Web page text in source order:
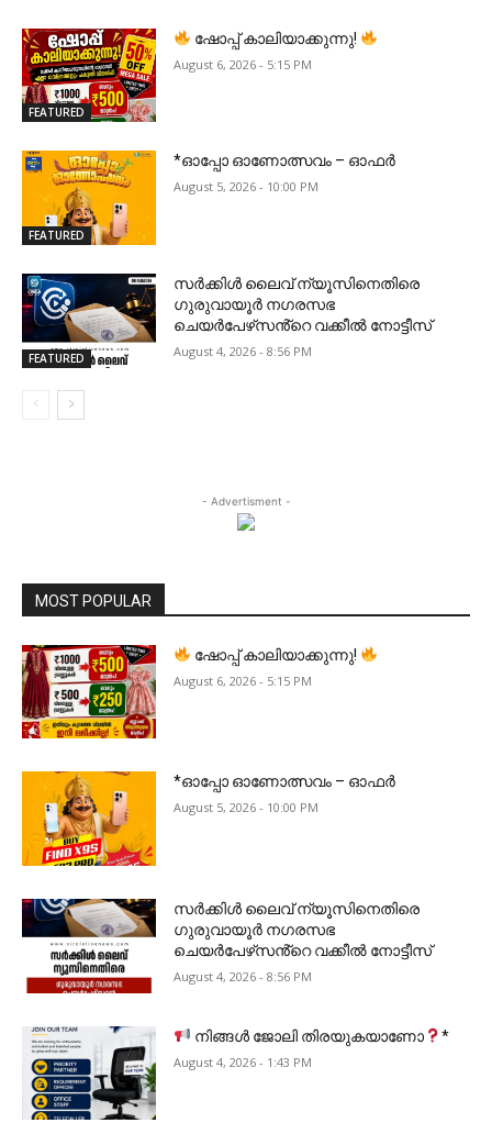
FEATURED
ഷോപ്പ് കാലിയാക്കുന്നു!
August 6, 2026 - 5:15 PM
FEATURED
*ഓപ്പോ ഓണോത്സവം – ഓഫർ
August 5, 2026 - 10:00 PM
FEATURED
സർക്കിൾ ലൈവ് ന്യൂസിനെതിരെ
ഗുരുവായൂർ നഗരസഭ
ചെയർപേഴ്‌സൻ്റെ വക്കീൽ നോട്ടീസ്
August 4, 2026 - 8:56 PM
- Advertisment -
MOST POPULAR
ഷോപ്പ് കാലിയാക്കുന്നു!
August 6, 2026 - 5:15 PM
*ഓപ്പോ ഓണോത്സവം – ഓഫർ
August 5, 2026 - 10:00 PM
സർക്കിൾ ലൈവ് ന്യൂസിനെതിരെ
ഗുരുവായൂർ നഗരസഭ
ചെയർപേഴ്‌സൻ്റെ വക്കീൽ നോട്ടീസ്
August 4, 2026 - 8:56 PM
നിങ്ങൾ ജോലി തിരയുകയാണോ *
August 4, 2026 - 1:43 PM